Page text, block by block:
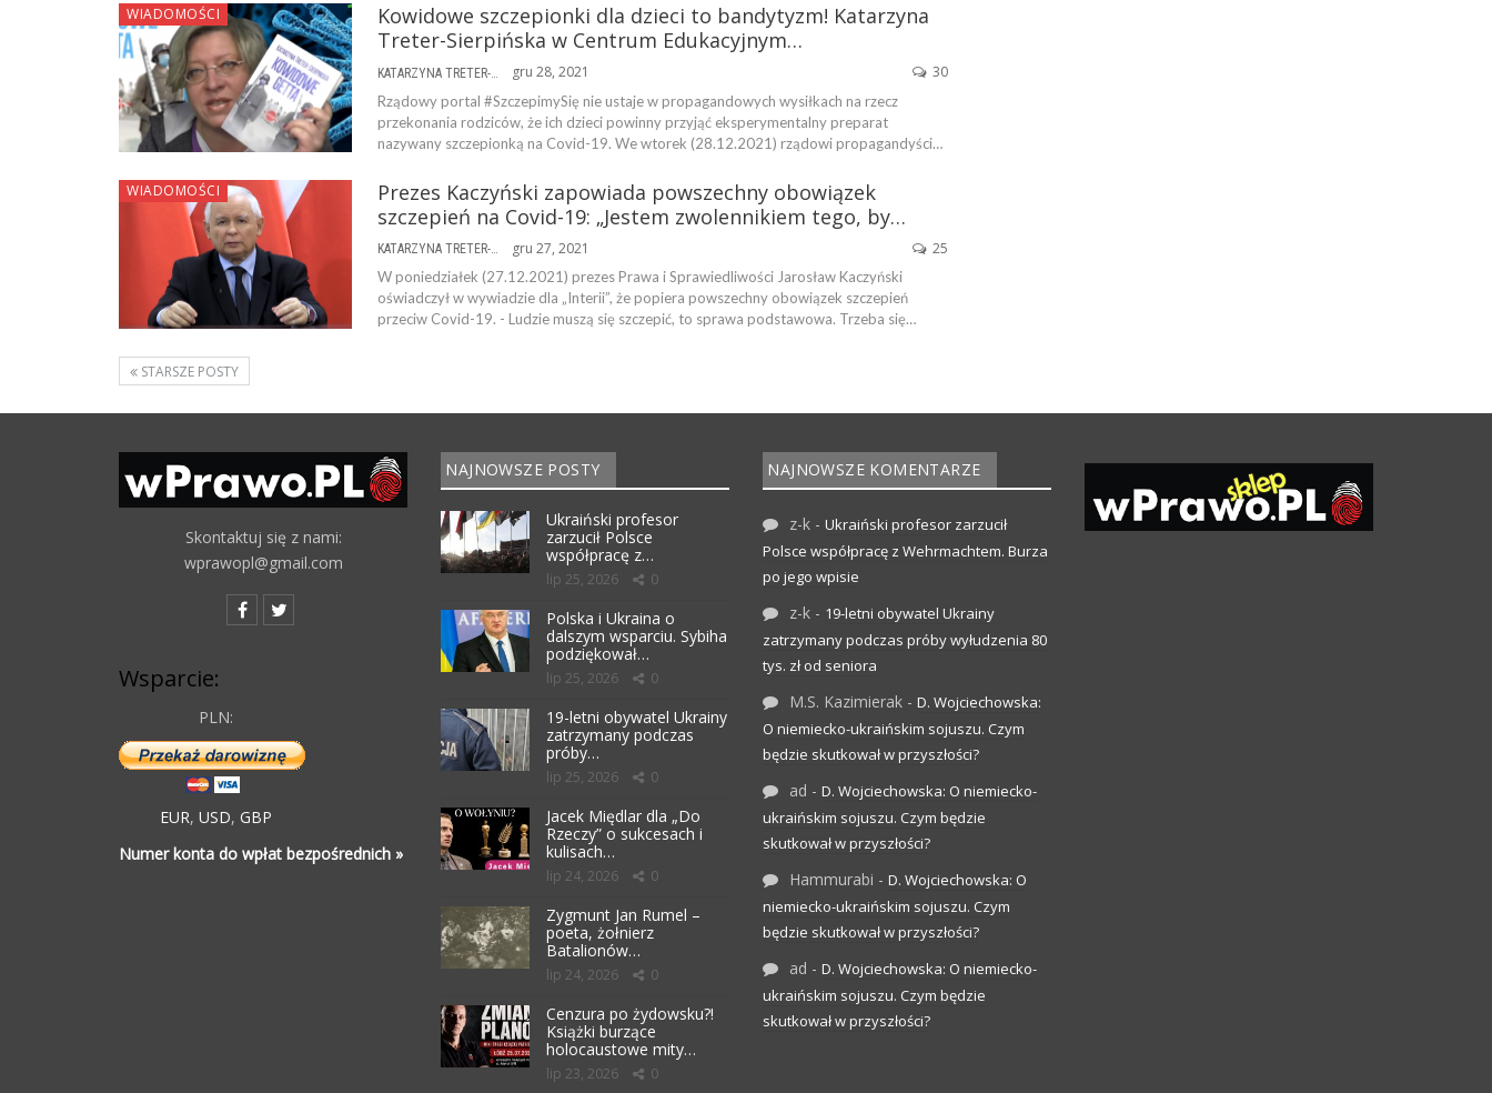
WIADOMOŚCI
Kowidowe szczepionki dla dzieci to bandytyzm! Katarzyna
Treter-Sierpińska w Centrum Edukacyjnym…
gru 28, 2021 30
Rządowy portal #SzczepimySię nie ustaje w propagandowych wysiłkach na rzecz
przekonania rodziców, że ich dzieci powinny przyjąć eksperymentalny preparat
nazywany szczepionką na Covid-19. We wtorek (28.12.2021) rządowi propagandyści…
WIADOMOŚCI
Prezes Kaczyński zapowiada powszechny obowiązek
szczepień na Covid-19: „Jestem zwolennikiem tego, by…
KATARZYNA TRETER-SIERPIŃSKA gru 27, 2021 25
W poniedziałek (27.12.2021) prezes Prawa i Sprawiedliwości Jarosław Kaczyński
oświadczył w wywiadzie dla „Interii”, że popiera powszechny obowiązek szczepień
przeciw Covid-19. - Ludzie muszą się szczepić, to sprawa podstawowa. Trzeba się…
STARSZE POSTY
Skontaktuj się z nami:
wprawopl@gmail.com
Wsparcie:
PLN:
EUR, USD, GBP
Numer konta do wpłat bezpośrednich »
NAJNOWSZE POSTY
Ukraiński profesor
zarzucił Polsce
współpracę z…
lip 25, 2026 0
Polska i Ukraina o
dalszym wsparciu. Sybiha
podziękował…
lip 25, 2026 0
19-letni obywatel Ukrainy
zatrzymany podczas
próby…
lip 25, 2026 0
Jacek Międlar dla „Do
Rzeczy” o sukcesach i
kulisach…
lip 24, 2026 0
Zygmunt Jan Rumel –
poeta, żołnierz
Batalionów…
lip 24, 2026 0
Cenzura po żydowsku?!
Książki burzące
holocaustowe mity…
lip 23, 2026 0
NAJNOWSZE KOMENTARZE
z-k - Ukraiński profesor zarzucił
Polsce współpracę z Wehrmachtem. Burza
po jego wpisie
z-k - 19-letni obywatel Ukrainy
zatrzymany podczas próby wyłudzenia 80
tys. zł od seniora
M.S. Kazimierak - D. Wojciechowska:
O niemiecko-ukraińskim sojuszu. Czym
będzie skutkował w przyszłości?
ad - D. Wojciechowska: O niemiecko-
ukraińskim sojuszu. Czym będzie
skutkował w przyszłości?
Hammurabi - D. Wojciechowska: O
niemiecko-ukraińskim sojuszu. Czym
będzie skutkował w przyszłości?
ad - D. Wojciechowska: O niemiecko-
ukraińskim sojuszu. Czym będzie
skutkował w przyszłości?